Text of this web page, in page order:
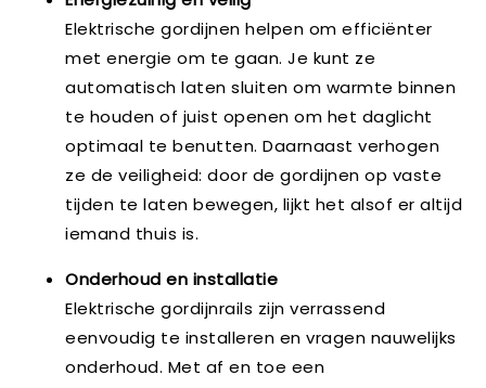
Elektrische gordijnen helpen om efficiënter
met energie om te gaan. Je kunt ze
automatisch laten sluiten om warmte binnen
te houden of juist openen om het daglicht
optimaal te benutten. Daarnaast verhogen
ze de veiligheid: door de gordijnen op vaste
tijden te laten bewegen, lijkt het alsof er altijd
iemand thuis is.
Onderhoud en installatie
Elektrische gordijnrails zijn verrassend
eenvoudig te installeren en vragen nauwelijks
onderhoud. Met af en toe een